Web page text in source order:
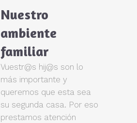
Nuestro
ambiente
familiar
Vuestr@s hij@s son lo
más importante y
queremos que esta sea
su segunda casa. Por eso
prestamos atención